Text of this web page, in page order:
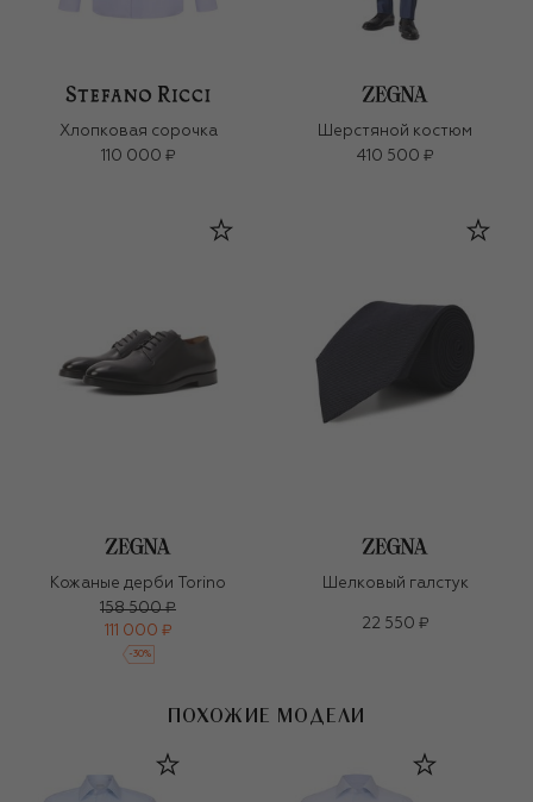
Хлопковая сорочка
110 000 ₽
Шерстяной костюм
410 500 ₽
Кожаные дерби Torino
158 500 ₽
111 000 ₽
-30%
Шелковый галстук
22 550 ₽
ПОХОЖИЕ МОДЕЛИ